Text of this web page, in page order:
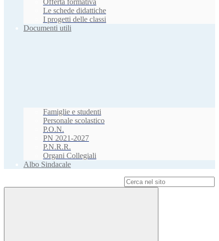
Offerta formativa
Le schede didattiche
I progetti delle classi
Documenti utili
Famiglie e studenti
Personale scolastico
P.O.N.
PN 2021-2027
P.N.R.R.
Organi Collegiali
Albo Sindacale